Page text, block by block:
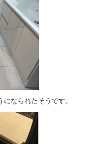
なられたそうです。